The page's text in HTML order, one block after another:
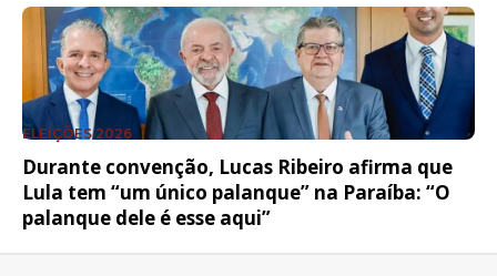
ELEIÇÕES 2026
Durante convenção, Lucas Ribeiro afirma que
Lula tem “um único palanque” na Paraíba: “O
palanque dele é esse aqui”